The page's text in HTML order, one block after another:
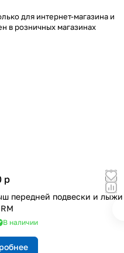
для интернет-магазина и
в розничных магазинах
p
передней подвески и лыжи
В наличии